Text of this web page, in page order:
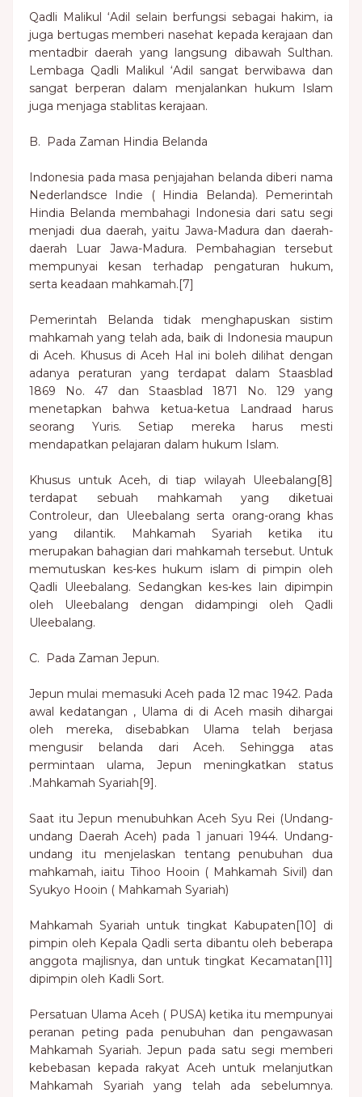
Qadli Malikul ‘Adil selain berfungsi sebagai hakim, ia
juga bertugas memberi nasehat kepada kerajaan dan
mentadbir daerah yang langsung dibawah Sulthan.
Lembaga Qadli Malikul ‘Adil sangat berwibawa dan
sangat berperan dalam menjalankan hukum Islam
juga menjaga stablitas kerajaan.
B. Pada Zaman Hindia Belanda
Indonesia pada masa penjajahan belanda diberi nama
Nederlandsce Indie ( Hindia Belanda). Pemerintah
Hindia Belanda membahagi Indonesia dari satu segi
menjadi dua daerah, yaitu Jawa-Madura dan daerah-
daerah Luar Jawa-Madura. Pembahagian tersebut
mempunyai kesan terhadap pengaturan hukum,
serta keadaan mahkamah.[7]
Pemerintah Belanda tidak menghapuskan sistim
mahkamah yang telah ada, baik di Indonesia maupun
di Aceh. Khusus di Aceh Hal ini boleh dilihat dengan
adanya peraturan yang terdapat dalam Staasblad
1869 No. 47 dan Staasblad 1871 No. 129 yang
menetapkan bahwa ketua-ketua Landraad harus
seorang Yuris. Setiap mereka harus mesti
mendapatkan pelajaran dalam hukum Islam.
Khusus untuk Aceh, di tiap wilayah Uleebalang[8]
terdapat sebuah mahkamah yang diketuai
Controleur, dan Uleebalang serta orang-orang khas
yang dilantik. Mahkamah Syariah ketika itu
merupakan bahagian dari mahkamah tersebut. Untuk
memutuskan kes-kes hukum islam di pimpin oleh
Qadli Uleebalang. Sedangkan kes-kes lain dipimpin
oleh Uleebalang dengan didampingi oleh Qadli
Uleebalang.
C. Pada Zaman Jepun.
Jepun mulai memasuki Aceh pada 12 mac 1942. Pada
awal kedatangan , Ulama di di Aceh masih dihargai
oleh mereka, disebabkan Ulama telah berjasa
mengusir belanda dari Aceh. Sehingga atas
permintaan ulama, Jepun meningkatkan status
.Mahkamah Syariah[9].
Saat itu Jepun menubuhkan Aceh Syu Rei (Undang-
undang Daerah Aceh) pada 1 januari 1944. Undang-
undang itu menjelaskan tentang penubuhan dua
mahkamah, iaitu Tihoo Hooin ( Mahkamah Sivil) dan
Syukyo Hooin ( Mahkamah Syariah)
Mahkamah Syariah untuk tingkat Kabupaten[10] di
pimpin oleh Kepala Qadli serta dibantu oleh beberapa
anggota majlisnya, dan untuk tingkat Kecamatan[11]
dipimpin oleh Kadli Sort.
Persatuan Ulama Aceh ( PUSA) ketika itu mempunyai
peranan peting pada penubuhan dan pengawasan
Mahkamah Syariah. Jepun pada satu segi memberi
kebebasan kepada rakyat Aceh untuk melanjutkan
Mahkamah Syariah yang telah ada sebelumnya.